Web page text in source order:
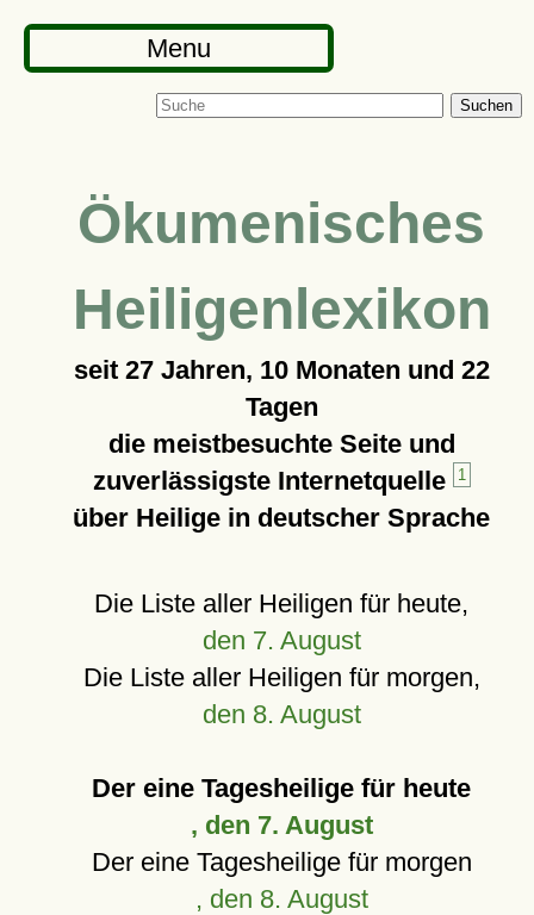
Menu
Suchen
Ökumenisches
Heiligenlexikon
seit 27 Jahren, 10 Monaten und 22
Tagen
die meistbesuchte Seite und
zuverlässigste Internetquelle
1
über Heilige in deutscher Sprache
Die Liste aller Heiligen für heute,
den 7. August
Die Liste aller Heiligen für morgen,
den 8. August
Der eine Tagesheilige für heute
, den 7. August
Der eine Tagesheilige für morgen
, den 8. August